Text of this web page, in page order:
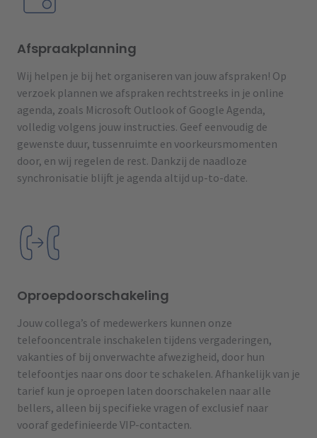
Afspraakplanning
Wij helpen je bij het organiseren van jouw afspraken! Op
verzoek plannen we afspraken rechtstreeks in je online
agenda, zoals Microsoft Outlook of Google Agenda,
volledig volgens jouw instructies. Geef eenvoudig de
gewenste duur, tussenruimte en voorkeursmomenten
door, en wij regelen de rest. Dankzij de naadloze
synchronisatie blijft je agenda altijd up-to-date.
Oproepdoorschakeling
Jouw collega’s of medewerkers kunnen onze
telefooncentrale inschakelen tijdens vergaderingen,
vakanties of bij onverwachte afwezigheid, door hun
telefoontjes naar ons door te schakelen. Afhankelijk van je
tarief kun je oproepen laten doorschakelen naar alle
bellers, alleen bij specifieke vragen of exclusief naar
vooraf gedefinieerde VIP-contacten.